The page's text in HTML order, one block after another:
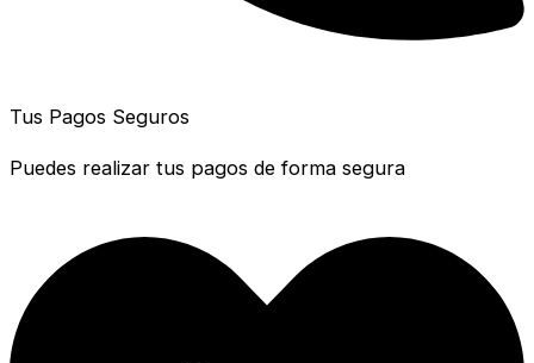
Tus Pagos Seguros
Puedes realizar tus pagos de forma segura